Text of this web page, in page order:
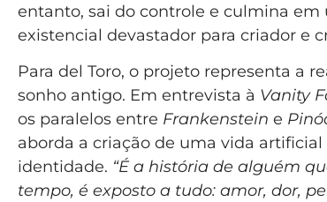
entanto, sai do controle e culmina
existencial devastador para criador e
Para del Toro, o projeto representa a
sonho antigo. Em entrevista à Vanity
os paralelos entre Frankenstein e
aborda a criação de uma vida artificial
identidade. “É a história de alguém
tempo, é exposto a tudo: amor, dor,